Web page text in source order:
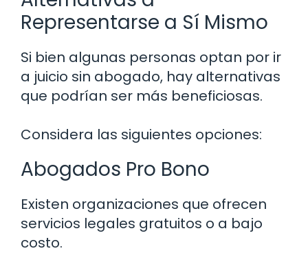
Representarse a Sí Mismo
Si bien algunas personas optan por ir
a juicio sin abogado, hay alternativas
que podrían ser más beneficiosas.
Considera las siguientes opciones:
Abogados Pro Bono
Existen organizaciones que ofrecen
servicios legales gratuitos o a bajo
costo.